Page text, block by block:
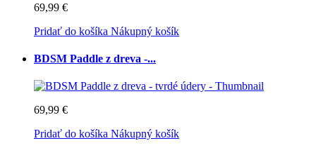
69,99 €
Pridať do košíka Nákupný košík
BDSM Paddle z dreva -...
69,99 €
Pridať do košíka Nákupný košík